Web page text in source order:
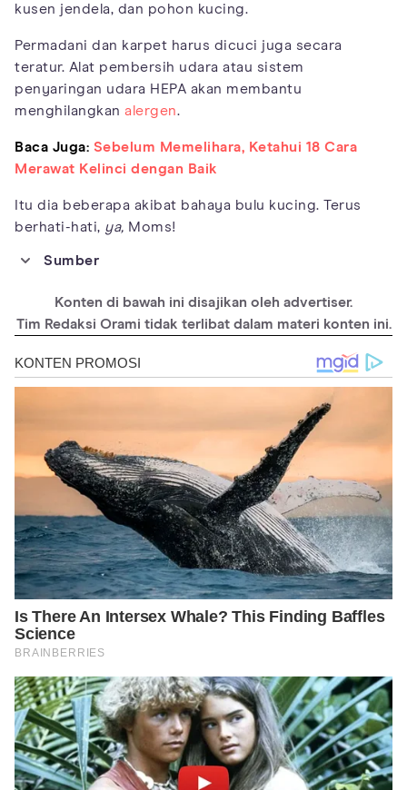
kusen jendela, dan pohon kucing.
Permadani dan karpet harus dicuci juga secara
teratur. Alat pembersih udara atau sistem
penyaringan udara HEPA akan membantu
menghilangkan alergen.
Baca Juga: Sebelum Memelihara, Ketahui 18 Cara
Merawat Kelinci dengan Baik
Itu dia beberapa akibat bahaya bulu kucing. Terus
berhati-hati, ya, Moms!
Sumber
https://cleanupambition.com/effects-pet-hair-human-health/
https://www.cdc.gov/parasites/toxoplasmosis/index.html
https://www.webmd.com/allergies/cat-allergies
Konten di bawah ini disajikan oleh advertiser.
Tim Redaksi Orami tidak terlibat dalam materi konten ini.